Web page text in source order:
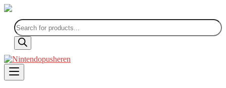
Products
search
Skip
to
content